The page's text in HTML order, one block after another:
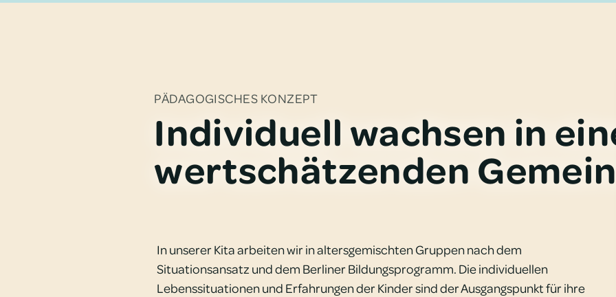
PÄDAGOGISCHES KONZEPT
Individuell wachsen in
wertschätzenden
In unserer Kita arbeiten wir in altersgemischten Gruppen nach dem
Situationsansatz und dem Berliner Bildungsprogramm. Die individuellen
Lebenssituationen und Erfahrungen der Kinder sind der Ausgangspunkt für ihre